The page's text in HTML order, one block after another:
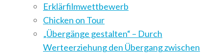
Erklärfilmwettbewerb
Chicken on Tour
„Übergänge gestalten“ – Durch
Werteerziehung den Übergang zwischen